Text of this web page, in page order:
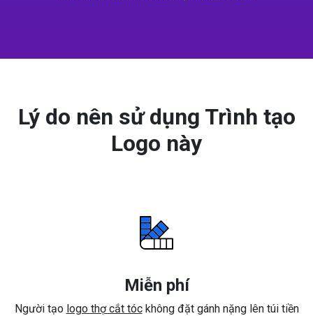
Lý do nên sử dụng Trình tạo
Logo này
Miễn phí
Người tạo logo thợ cắt tóckhông đặt gánh nặng lên túi tiền